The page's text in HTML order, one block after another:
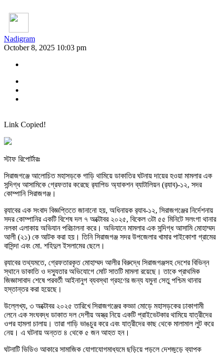
Nadigram
October 8, 2025 10:03 pm
Link Copied!
স্টাফ রিপোর্টারঃ
সিরাজগঞ্জে আলোচিত মহাসড়কে গাড়ি থামিয়ে ডাকাতির ঘটনায় দায়ের হওয়া মামলার এক
সন্দিগ্ধ আসামিকে গ্রেফতার করেছে র‌্যাপিড অ্যাকশন ব্যাটালিয়ন (র‌্যাব)-১২, সদর
কোম্পানি সিরাজগঞ্জ।
র‌্যাবের এক সংবাদ বিজ্ঞপ্তিতে জানানো হয়, অধিনায়ক র‌্যাব-১২, সিরাজগঞ্জের নির্দেশনায়
সদর কোম্পানির একটি বিশেষ দল ৭ অক্টোবর ২০২৫, বিকেল ৩টা ৫৫ মিনিটে সলংগা থানার
নলকা এলাকায় অভিযান পরিচালনা করে। অভিযানে মামলার এক সন্দিগ্ধ আসামি মোহাম্মদ
আলী (২১) কে আটক করা হয়। তিনি সিরাজগঞ্জ সদর উপজেলার খামার পাইকোশা গ্রামের
বাসিন্দা এবং মো. শহিদুল ইসলামের ছেলে।
র‌্যাবের তথ্যমতে, গ্রেফতারকৃত মোহাম্মদ আলীর বিরুদ্ধে সিরাজগঞ্জসহ দেশের বিভিন্ন
স্থানে ডাকাতি ও দস্যুতার অভিযোগে মোট সাতটি মামলা রয়েছে। তাকে প্রাথমিক
জিজ্ঞাসাবাদ শেষে পরবর্তী আইনানুগ ব্যবস্থা গ্রহণের জন্য যমুনা সেতু পশ্চিম থানায়
হস্তান্তর করা হয়েছে।
উল্লেখ্য, ৩ অক্টোবর ২০২৫ তারিখে সিরাজগঞ্জের কড্ডা মোড়ে মহাসড়কের ঢাকাগামী
লেনে এক সংঘবদ্ধ ডাকাত দল দেশীয় অস্ত্র নিয়ে একটি প্রাইভেটকার থামিয়ে যাত্রীদের
ওপর হামলা চালায়। তারা গাড়ি ভাঙচুর করে এবং যাত্রীদের কাছ থেকে মালামাল লুট করে
নেয়। এ ঘটনায় অন্তত ৪ থেকে ৫ জন আহত হন।
ঘটনাটি ভিডিও আকারে সামাজিক যোগাযোগমাধ্যমে ছড়িয়ে পড়লে দেশজুড়ে ব্যাপক